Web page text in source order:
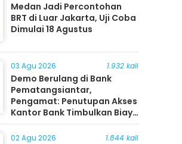
Medan Jadi Percontohan
BRT di Luar Jakarta, Uji Coba
Dimulai 18 Agustus
03 Agu 2026 1.932 kali
Demo Berulang di Bank
Pematangsiantar,
Pengamat: Penutupan Akses
Kantor Bank Timbulkan Biaya
Ekonomi bagi Masyarakat
02 Agu 2026 1.844 kali